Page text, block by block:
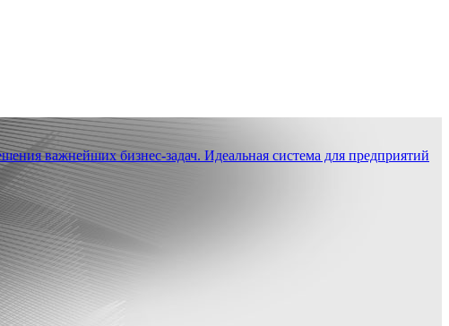
важнейших бизнес-задач. Идеальная система для предприятий